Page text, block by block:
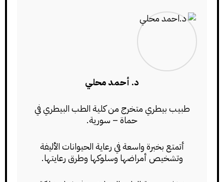
د. أحمد محلي
طبيب بيطري متخرج من كلية الطب البيطري في
حماة – سورية.
أتمتع بخبرة واسعة في رعاية الحيوانات الأليفة
وتشخيص أمراضها وسلوكها وطرق رعايتها.